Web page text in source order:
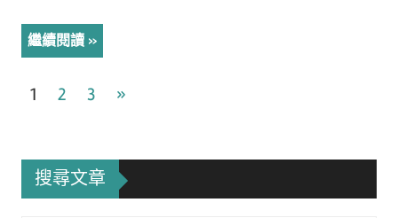
繼續閱讀
文
導
覽
1 2 3
Next
»
搜尋文章